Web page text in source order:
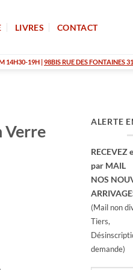
LIVRES CONTACT
14H30-19H |98BIS RUE DES FONTAINES
Verre ALERTE
RECEVEZ
par MAIL
NOS
(Mail non
Tiers,
demande)